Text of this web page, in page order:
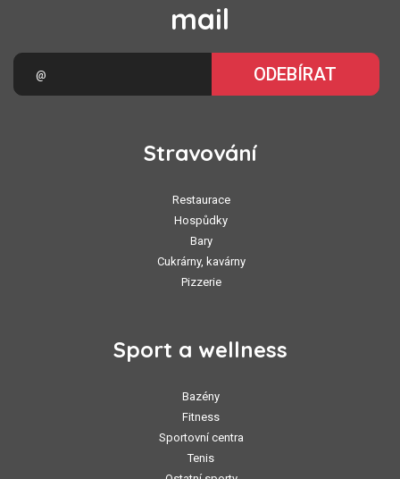
mail
ODEBÍRAT
Stravování
Restaurace
Hospůdky
Bary
Cukrárny, kavárny
Pizzerie
Sport a wellness
Bazény
Fitness
Sportovní centra
Tenis